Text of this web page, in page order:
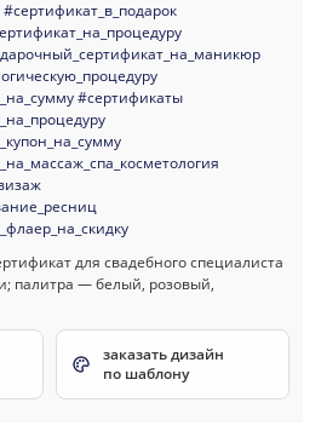
#сертификат_в_подарок
#сертификаты
заказать дизайн
по шаблону